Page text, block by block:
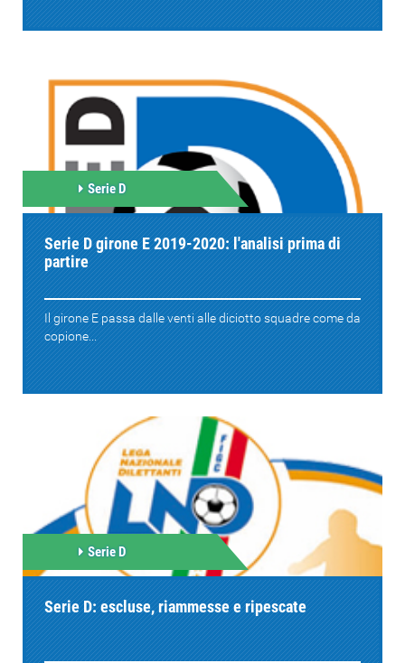
Serie D
Serie D girone E 2019-2020: l'analisi prima di
partire
Il girone E passa dalle venti alle diciotto squadre come da
copione...
Serie D
Serie D: escluse, riammesse e ripescate